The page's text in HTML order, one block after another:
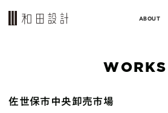
ABOUT
WORKS
佐世保市中央卸売市場